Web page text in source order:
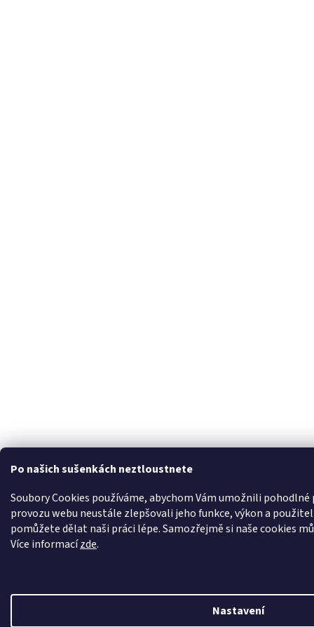
Po našich sušenkách neztloustnete
Soubory Cookies používáme, abychom Vám umožnili
provozu webu neustále zlepšovali jeho funkce, výkon a
pomůžete dělat naši práci lépe. Samozřejmě si naše cookies
Více informacízde.
Nastavení